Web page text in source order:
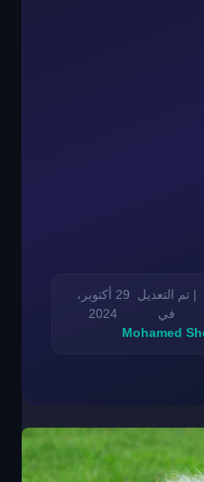
| تم التعديل
في
29 أكتوبر،
2024
Mohamed